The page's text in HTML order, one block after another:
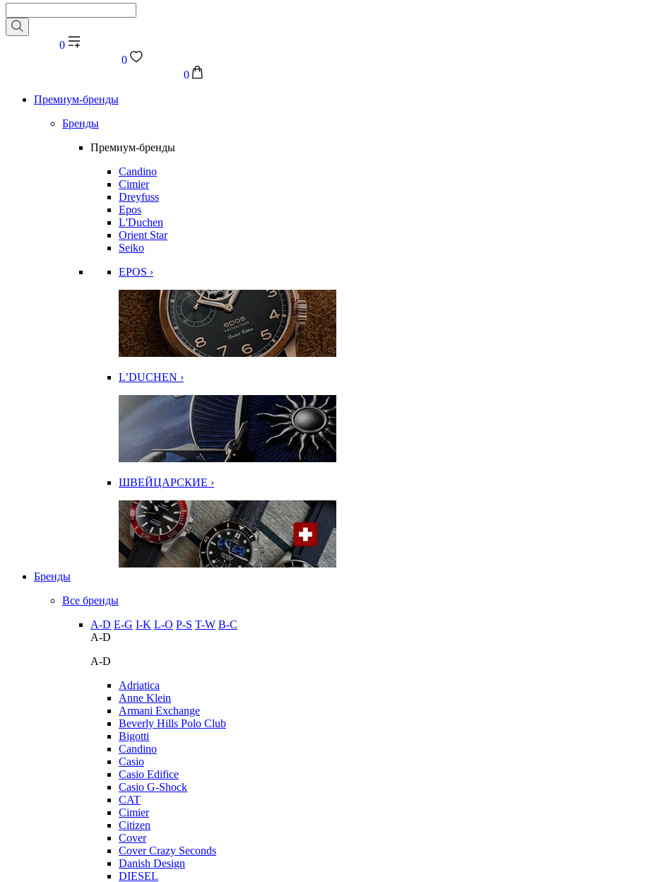
0
0
0
Премиум-бренды
Бренды
Премиум-бренды
Candino
Cimier
Dreyfuss
Epos
L'Duchen
Orient Star
Seiko
EPOS ›
L’DUCHEN ›
ШВЕЙЦАРСКИЕ ›
Бренды
Все бренды
A-D E-G I-K L-O P-S T-W В-С
A-D
A-D
Adriatica
Anne Klein
Armani Exchange
Beverly Hills Polo Club
Bigotti
Candino
Casio
Casio Edifice
Casio G-Shock
CAT
Cimier
Citizen
Cover
Cover Crazy Seconds
Danish Design
DIESEL